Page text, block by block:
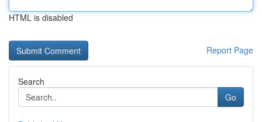
HTML is disabled
Report Page
Search
Go